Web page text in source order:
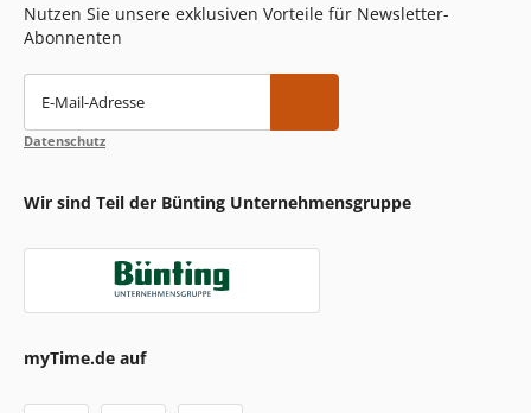
Nutzen Sie unsere exklusiven Vorteile für Newsletter-
Abonnenten
E-Mail-Adresse
Datenschutz
Wir sind Teil der Bünting Unternehmensgruppe
myTime.de auf